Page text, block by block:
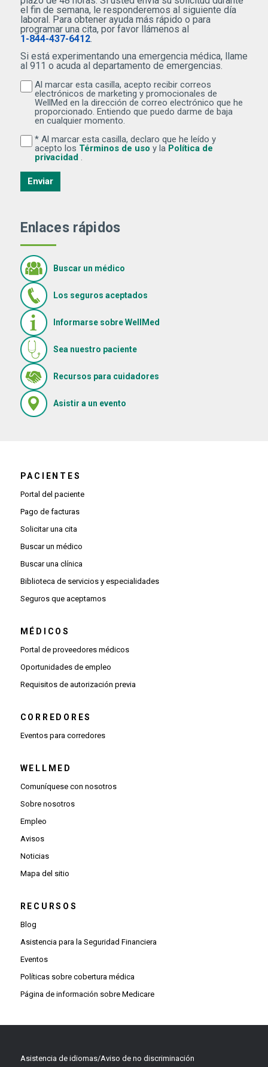
el fin de semana, le responderemos al siguiente día
laboral. Para obtener ayuda más rápido o para
programar una cita, por favor llámenos al
1-844-437-6412.
Si está experimentando una emergencia médica, llame
al 911 o acuda al departamento de emergencias.
Al marcar esta casilla, acepto recibir correos
Al marcar esta casilla, acepto recibir correos
electrónicos de marketing y promocionales de
WellMed en la dirección de correo electrónico que he
proporcionado. Entiendo que puedo darme de baja
en cualquier momento.
Al marcar esta casilla, declaro que he leído y acepto
* Al marcar esta casilla, declaro que he leído y
acepto los Términos de uso (Se abre una ventana
y la Política de
privacidad
(Se abre una ventana nueva)
.
Enviar
Enlaces rápidos
Buscar un médico
Los seguros aceptados
Informarse sobre WellMed
Sea nuestro paciente
Recursos para cuidadores(Se abre en una ventana
Asistir a un evento(Se abre en una ventana nueva)
PACIENTES
Portal del paciente
Pago de facturas
Solicitar una cita
Buscar un médico
Buscar una clínica
Biblioteca de servicios y especialidades
Seguros que aceptamos
MÉDICOS
Portal de proveedores médicos(Se abre una ventana nueva)
Oportunidades de empleo(Se abre una ventana nueva)
Requisitos de autorización previa(Se abre una ventana nueva)
CORREDORES
Eventos para corredores
WELLMED
Comuníquese con nosotros
Sobre nosotros
Empleo
Avisos
Noticias
Mapa del sitio
RECURSOS
Blog
Asistencia para la Seguridad Financiera
Eventos
Políticas sobre cobertura médica
Página de información sobre Medicare
Asistencia de idiomas/Aviso de no discriminación